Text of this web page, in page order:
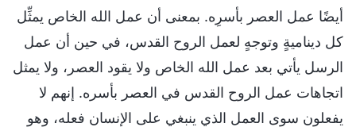
أيضًا عمل العصر بأسرِه. بمعنى أن عمل الله الخاص يمثِّل
كل ديناميةٍ وتوجهٍ لعمل الروح القدس، في حين أن عمل
الرسل يأتي بعد عمل الله الخاص ولا يقود العصر، ولا يمثل
اتجاهات عمل الروح القدس في العصر بأسره. إنهم لا
يفعلون سوى العمل الذي ينبغي على الإنسان فعله، وهو